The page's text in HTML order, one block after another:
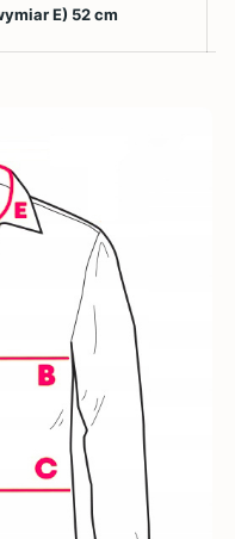
E) 52 cm